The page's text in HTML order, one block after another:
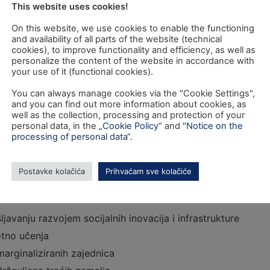
posebna cilja koja se odnose na:
mreže TEN-T koja je otporna na klimatske promjene
regionalne i lokalne mobilnosti koja je otporna
mobilnosti (Digitalizacija prometa, Infrastruktura čistog
gradskog prometa, Infrastruktura za
provedbom europskog stupa socijalnih prava
razvojem socijalnih inovacija i infrastrukture
učenja
zajednica
This website uses cookies!
On this website, we use cookies to enable the functioning
and availability of all parts of the website (technical
cookies), to improve functionality and efficiency, as well as
personalize the content of the website in accordance with
your use of it (functional cookies).
You can always manage cookies via the "Cookie Settings",
and you can find out more information about cookies, as
well as the collection, processing and protection of your
personal data, in the „Cookie Policy“ and "Notice on the
processing of personal data“.
Postavke kolačića Prihvaćam sve kolačiće